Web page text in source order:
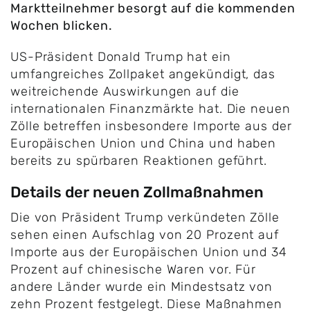
Marktteilnehmer besorgt auf die kommenden
Wochen blicken.
US-Präsident Donald Trump hat ein
umfangreiches Zollpaket angekündigt, das
weitreichende Auswirkungen auf die
internationalen Finanzmärkte hat. Die neuen
Zölle betreffen insbesondere Importe aus der
Europäischen Union und China und haben
bereits zu spürbaren Reaktionen geführt.
Details der neuen Zollmaßnahmen
Die von Präsident Trump verkündeten Zölle
sehen einen Aufschlag von 20 Prozent auf
Importe aus der Europäischen Union und 34
Prozent auf chinesische Waren vor. Für
andere Länder wurde ein Mindestsatz von
zehn Prozent festgelegt. Diese Maßnahmen